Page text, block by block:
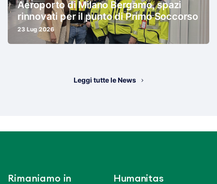
Aeroporto di Milano Bergamo, spazi
rinnovati per il punto di Primo Soccorso
23 Lug 2026
Leggi tutte le News
Rimaniamo in
Humanitas